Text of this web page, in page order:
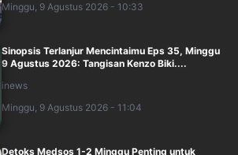
Minggu, 9 Agustus 2026 - 10:33
Sinopsis Terlanjur Mencintaimu Eps 35, Minggu
9 Agustus 2026: Tangisan Kenzo Biki....
inews
Minggu, 9 Agustus 2026 - 11:04
Detoks Medsos 1-2 Minggu Penting untuk